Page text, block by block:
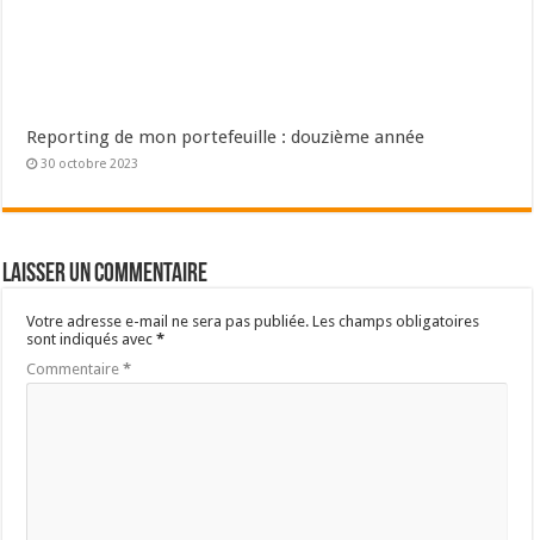
Reporting de mon portefeuille : douzième année
30 octobre 2023
Laisser un commentaire
Votre adresse e-mail ne sera pas publiée. Les champs obligatoires
sont indiqués avec*
Commentaire*